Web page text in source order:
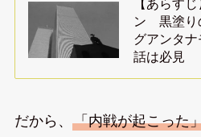
【あらす
ン 黒塗り
グアンタナ
話は必見
だから、 「内戦が起こった